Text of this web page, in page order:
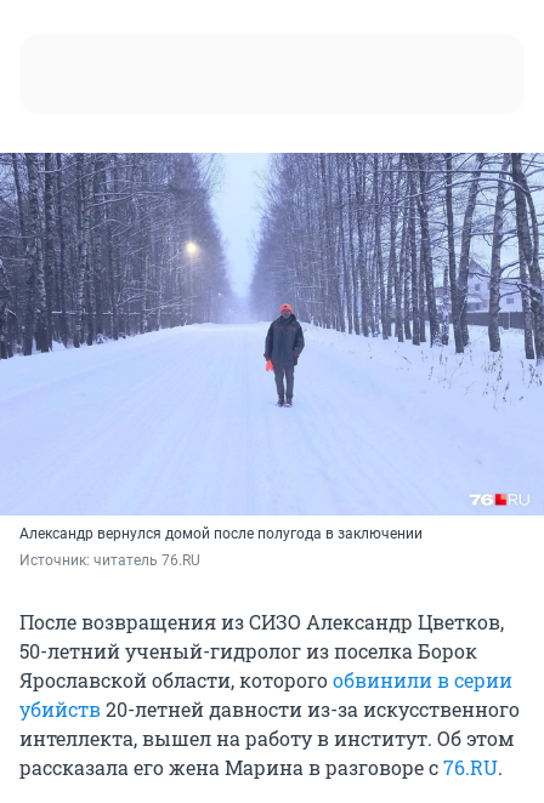
Александр вернулся домой после полугода в заключении
Источник: читатель 76.RU
После возвращения из СИЗО Александр Цветков,
50-летний ученый-гидролог из поселка Борок
Ярославской области, которогообвинили в серии
убийств20-летней давности из-за искусственного
интеллекта, вышел на работу в институт. Об этом
рассказала его жена Марина в разговоре с76.RU.